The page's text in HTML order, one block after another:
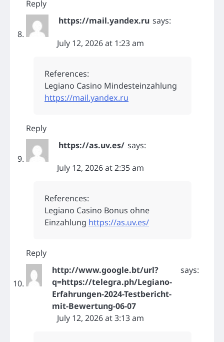
Reply
https://mail.yandex.ru says:
July 12, 2026 at 1:23 am
References:
Legiano Casino Mindesteinzahlung
https://mail.yandex.ru
Reply
https://as.uv.es/ says:
July 12, 2026 at 2:35 am
References:
Legiano Casino Bonus ohne
Einzahlung https://as.uv.es/
Reply
http://www.google.bt/url?
q=https://telegra.ph/Legiano-
Erfahrungen-2024-Testbericht-
mit-Bewertung-06-07
says:
July 12, 2026 at 3:13 am